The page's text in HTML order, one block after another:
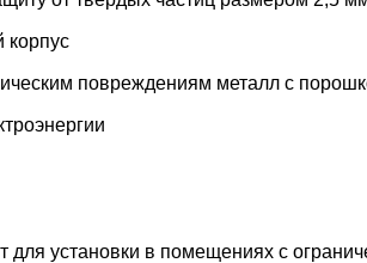
корпус
повреждениям металл с
для установки в помещениях с